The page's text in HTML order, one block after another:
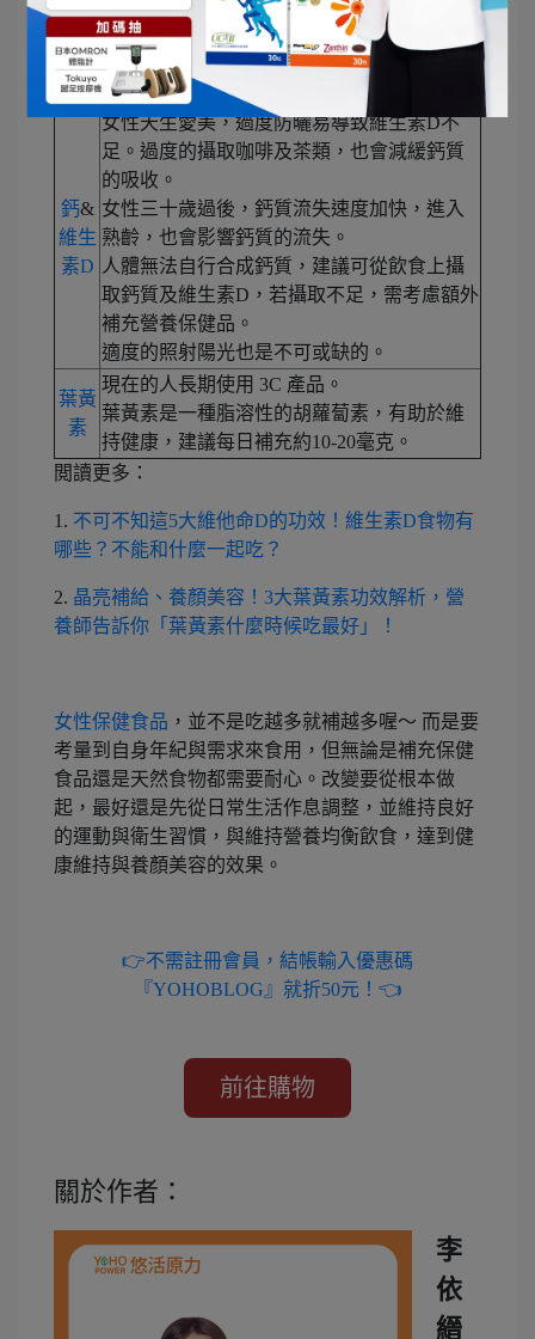
商
品
補充營養素 & 功能
鈣&
維生
素D
女性天生愛美，過度防曬易導致維生素D不
足。過度的攝取咖啡及茶類，也會減緩鈣質
的吸收。
女性三十歲過後，鈣質流失速度加快，進入
熟齡，也會影響鈣質的流失。
人體無法自行合成鈣質，建議可從飲食上攝
取鈣質及維生素D，若攝取不足，需考慮額外
補充營養保健品。
適度的照射陽光也是不可或缺的。
葉黃
素
現在的人長期使用 3C 產品。
葉黃素是一種脂溶性的胡蘿蔔素，有助於維
持健康，建議每日補充約10-20毫克。
閲讀更多：
1. 不可不知這5大維他命D的功效！維生素D食物有
哪些？不能和什麼一起吃？
2. 晶亮補給、養顏美容！3大葉黃素功效解析，營
養師告訴你「葉黃素什麼時候吃最好」！
女性保健食品 ，並不是吃越多就補越多喔～ 而是要
考量到自身年紀與需求來食用，但無論是補充保健
食品還是天然食物都需要耐心。改變要從根本做
起，最好還是先從日常生活作息調整，並維持良好
的運動與衛生習慣，與維持營養均衡飲食，達到健
康維持與養顏美容的效果。
👉不需註冊會員，結帳輸入優惠碼
『YOHOBLOG』就折50元！👈
關於作者：
李
依
縉